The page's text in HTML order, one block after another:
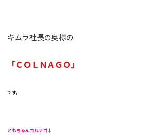
キムラ社長の奥様の
「ＣＯＬＮＡＧＯ」
です。
ともちゃんコルナゴ↓